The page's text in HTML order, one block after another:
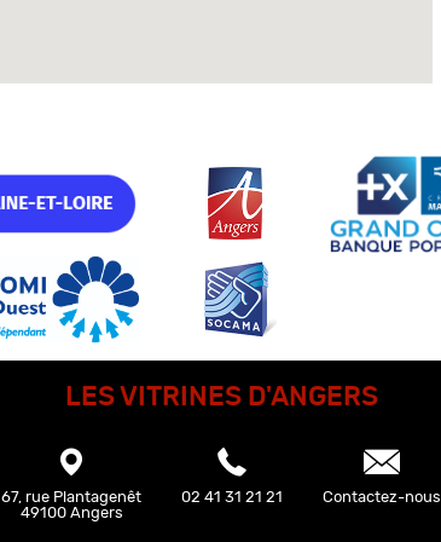
LES VITRINES D'ANGERS
67, rue Plantagenêt
49100 Angers
02 41 31 21 21 Contactez-nous